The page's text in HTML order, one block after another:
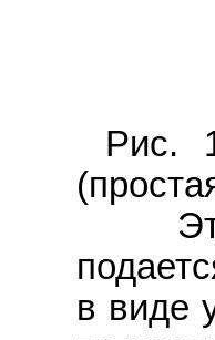
Рис.
Эта
в виде